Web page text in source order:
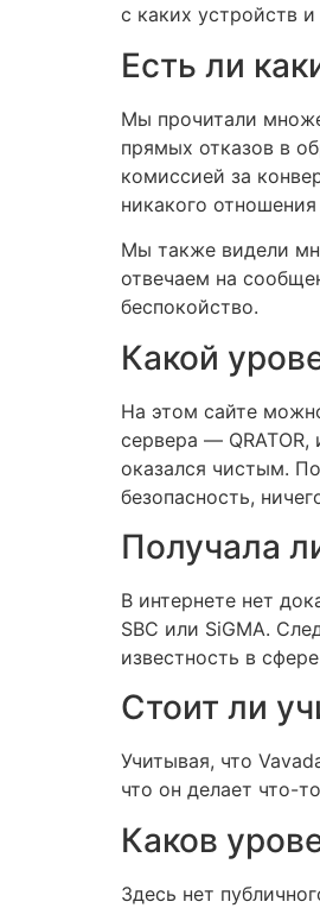
с каких устройств
Есть ли
Мы прочитали
прямых отказов в
комиссией за
никакого
Мы также видели
отвечаем на
беспокойство.
Какой
На этом сайте
сервера —
оказался чистым.
безопасность,
Получала
В интернете нет
SBC или SiGMA.
известность в
Стоит ли
Учитывая, что
что он делает что-
Каков
Здесь нет